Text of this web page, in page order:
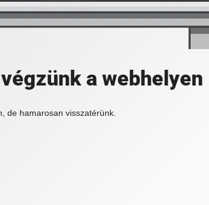
a webhelyen
de hamarosan visszatérünk.